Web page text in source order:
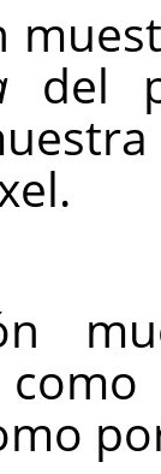
del